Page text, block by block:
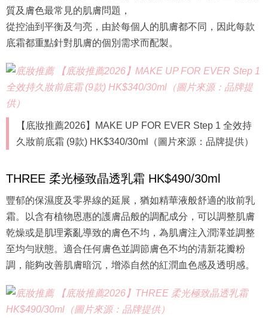
質及膚色最常見的肌膚問題，
從控油到平衡及勻亮，由於每個人的肌膚都不同，因此每款
底霜都重點針對肌膚的個別需求而配製。
【底妝推薦2026】MAKE UP FOR EVER Step 1 全效持
久妝前底霜 (9款) HK$340/30ml（圖片來源：品牌提供）
THREE 柔光極致晶透乳霜 HK$490/30ml
豐郁的保濕度及零界線的延展，猶如精華液般舒適的妝前乳
霜。以含有植物恩惠的護膚品般的調配成分，可以調整肌膚
乾燥或是肌理紊亂導致的膚色不均，為肌膚注入潤澤並調整
至均勻狀態。適合任何膚色並調節膚色不均的清新花瓣粉
調，能夠改善肌膚暗沉，增添自然的紅潤血色感及透明感。